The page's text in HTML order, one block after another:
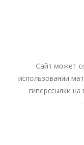
Сайт может
использовании
гиперссылки